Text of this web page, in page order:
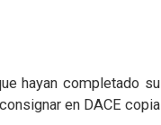
hayan completado su
en DACE copia